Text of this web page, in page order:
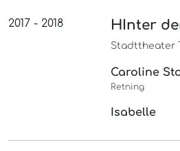
2017 - 2018 HInter
Stadttheater
Caroline
Retning
Isabelle